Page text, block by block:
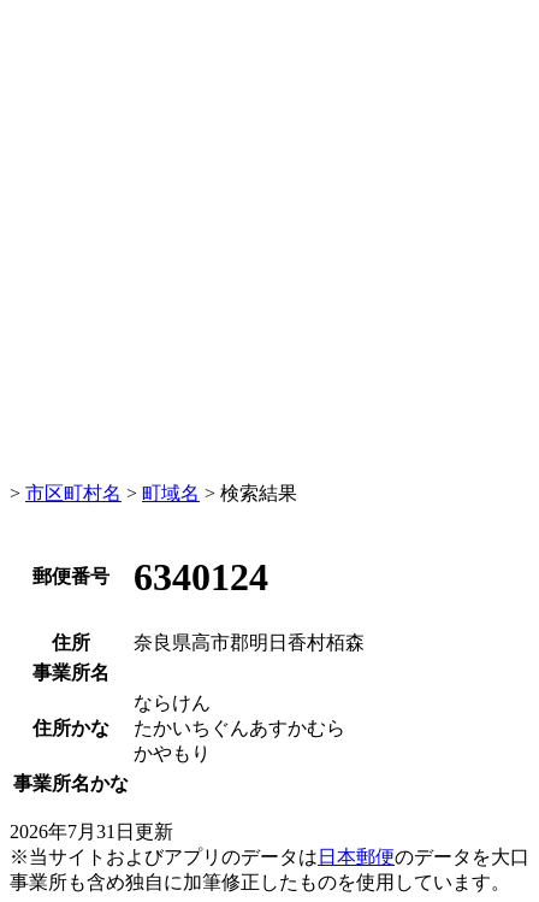
> 市区町村名 > 町域名 > 検索結果
郵便番号 6340124
住所
奈良県高市郡明日香村栢森
事業所名
住所かな
ならけん
たかいちぐんあすかむら
かやもり
事業所名かな
2026年7月31日更新
※当サイトおよびアプリのデータは 日本郵便のデータを大口
事業所も含め独自に加筆修正したものを使用しています。